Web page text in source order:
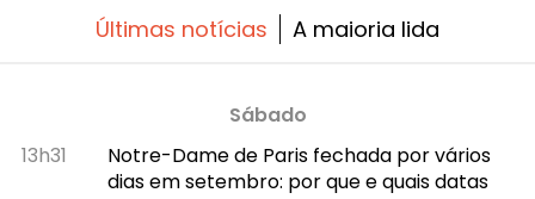
Últimas notícias A maioria lida
Sábado
13h31
Notre-Dame de Paris fechada por vários
dias em setembro: por que e quais datas